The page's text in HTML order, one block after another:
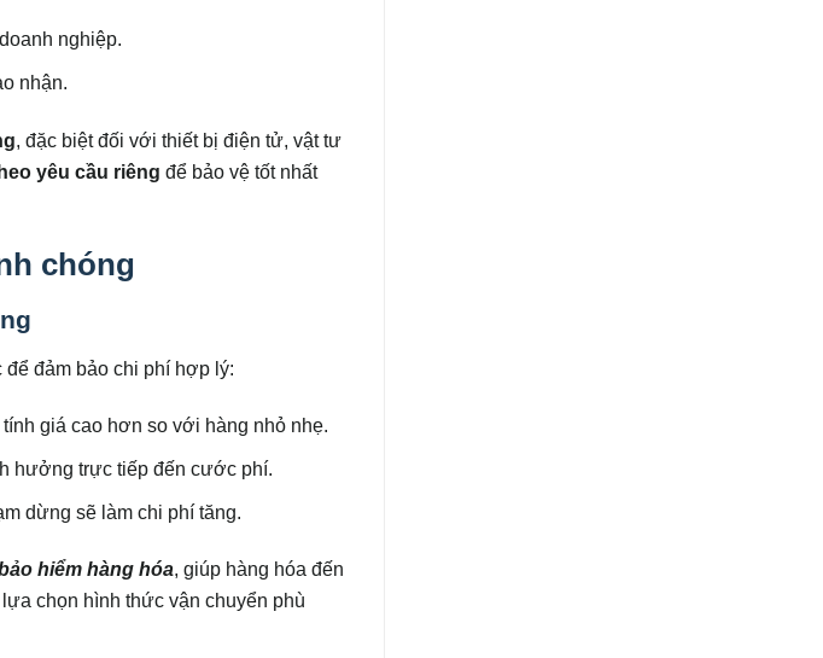
nghiệp.
nhận.
, đặc biệt đối với thiết bị điện tử, vật tư
yêu cầu riêng để bảo vệ tốt nhất
chóng
đảm bảo chi phí hợp lý:
giá cao hơn so với hàng nhỏ nhẹ.
hưởng trực tiếp đến cước phí.
dừng sẽ làm chi phí tăng.
hiểm hàng hóa, giúp hàng hóa đến
chọn hình thức vận chuyển phù